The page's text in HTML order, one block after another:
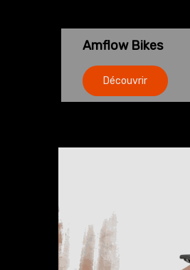
Amflow Bikes
Découvrir